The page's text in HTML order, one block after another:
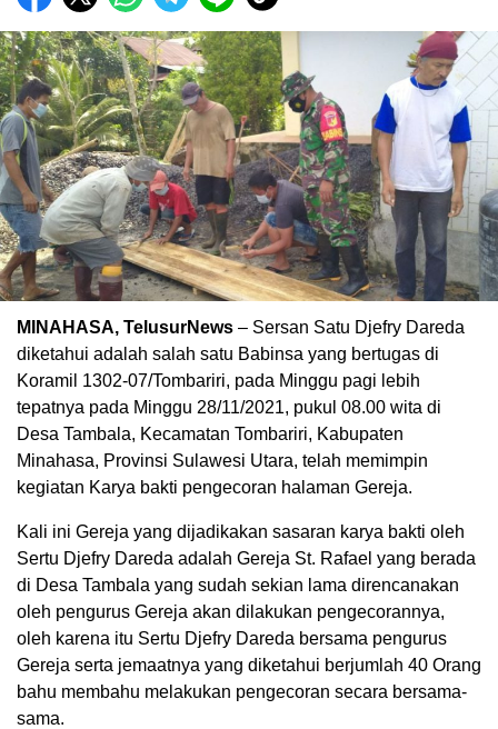
MINAHASA, TelusurNews – Sersan Satu Djefry Dareda
diketahui adalah salah satu Babinsa yang bertugas di
Koramil 1302-07/Tombariri, pada Minggu pagi lebih
tepatnya pada Minggu 28/11/2021, pukul 08.00 wita di
Desa Tambala, Kecamatan Tombariri, Kabupaten
Minahasa, Provinsi Sulawesi Utara, telah memimpin
kegiatan Karya bakti pengecoran halaman Gereja.
Kali ini Gereja yang dijadikakan sasaran karya bakti oleh
Sertu Djefry Dareda adalah Gereja St. Rafael yang berada
di Desa Tambala yang sudah sekian lama direncanakan
oleh pengurus Gereja akan dilakukan pengecorannya,
oleh karena itu Sertu Djefry Dareda bersama pengurus
Gereja serta jemaatnya yang diketahui berjumlah 40 Orang
bahu membahu melakukan pengecoran secara bersama-
sama.